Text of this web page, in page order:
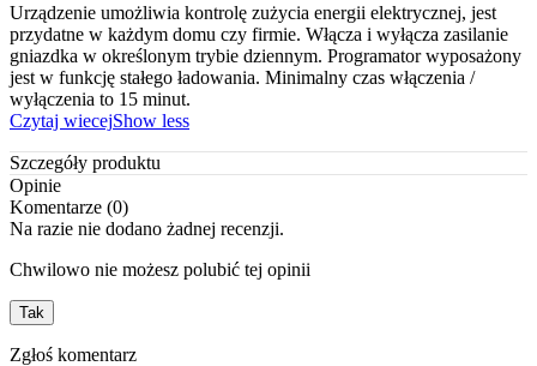
Urządzenie umożliwia kontrolę zużycia energii elektrycznej, jest
przydatne w każdym domu czy firmie. Włącza i wyłącza zasilanie
gniazdka w określonym trybie dziennym. Programator wyposażony
jest w funkcję stałego ładowania. Minimalny czas włączenia /
wyłączenia to 15 minut.
Czytaj wiecejShow less
Szczegóły produktu
Opinie
Komentarze (0)
Na razie nie dodano żadnej recenzji.
Chwilowo nie możesz polubić tej opinii
Tak
Zgłoś komentarz